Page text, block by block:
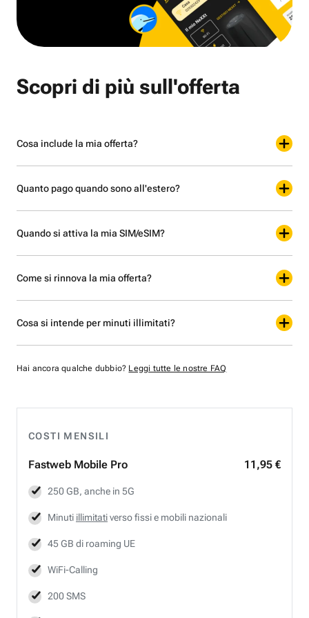
COSTI MENSILI
Fastweb Mobile Pro 11,95 €
250 GB, anche in 5G
Minuti illimitativerso fissi e mobili nazionali
45 GB di roaming UE
WiFi-Calling
200 SMS
Scopri di più sull'offerta
Cosa include la mia offerta?
Quanto pago quando sono all'estero?
Quando si attiva la mia SIM/eSIM?
Come si rinnova la mia offerta?
Cosa si intende per minuti illimitati?
Hai ancora qualche dubbio? Leggi tutte le nostre FAQ